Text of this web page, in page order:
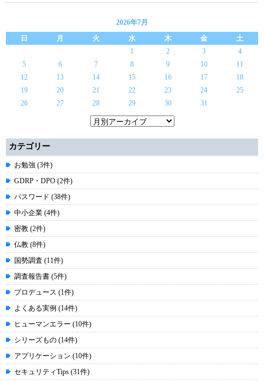
2026年7月
日
月 火 水 木 金
土
1
2 3
4
5
6 7 8 9 10
11
12
13 14 15 16 17
18
19
20 21 22 23 24
25
26
27 28 29 30 31
カテゴリー
お勉強 (3件)
GDRP・DPO (2件)
パスワード (38件)
中小企業 (4件)
密教 (2件)
仏教 (8件)
国勢調査 (11件)
調査報告書 (5件)
プロデュース (1件)
よくある実例 (14件)
ヒューマンエラー (10件)
シリーズもの (14件)
アプリケーション (10件)
セキュリティTips (31件)